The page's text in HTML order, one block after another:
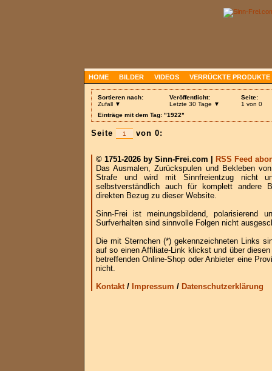
HOME BILDER VIDEOS VERRÜCKTE PRODUKTE
Sortieren nach:
Zufall ▼
Veröffentlicht:
Letzte 30 Tage ▼
Seite:
1 von 0
Einträge mit dem Tag: "1922"
Seite von 0:
© 1751-2026 by Sinn-Frei.com |
RSS Feed
Das Ausmalen, Zurückspulen und Bekleben
Strafe und wird mit Sinnfreientzug nicht
selbstverständlich auch für komplett andere
direkten Bezug zu dieser Website.
Sinn-Frei ist meinungsbildend, polarisierend
Surfverhalten sind sinnvolle Folgen nicht
Die mit Sternchen (*) gekennzeichneten Links
auf so einen Affiliate-Link klickst und über
betreffenden Online-Shop oder Anbieter eine
nicht.
Kontakt/ Impressum / Datenschutzerklärung